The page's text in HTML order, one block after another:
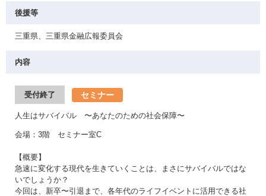
後援等
三重県、三重県金融広報委員会
内容
受付終了 セミナー
人生はサバイバル 〜あなたのための社会保障〜
会場：3階 セミナー室C
【概要】
急速に変化する現代を生きていくことは、まさにサバイバルではな
いでしょうか？
今回は、新卒〜引退まで、各年代のライフイベントに活用できる社